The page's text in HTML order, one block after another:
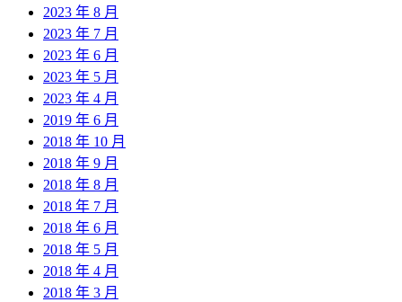
2023 年 8 月
2023 年 7 月
2023 年 6 月
2023 年 5 月
2023 年 4 月
2019 年 6 月
2018 年 10 月
2018 年 9 月
2018 年 8 月
2018 年 7 月
2018 年 6 月
2018 年 5 月
2018 年 4 月
2018 年 3 月